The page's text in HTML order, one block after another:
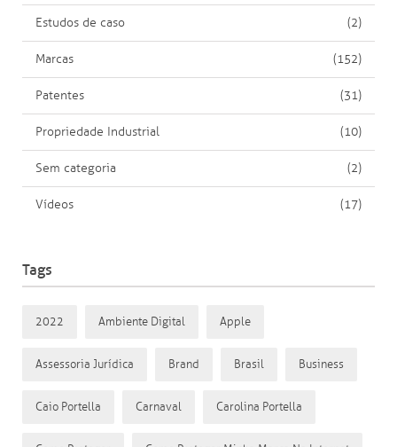
Estudos de caso (2)
Marcas (152)
Patentes (31)
Propriedade Industrial (10)
Sem categoria (2)
Vídeos (17)
Tags
2022 Ambiente Digital Apple
Assessoria Jurídica Brand Brasil Business
Caio Portella Carnaval Carolina Portella